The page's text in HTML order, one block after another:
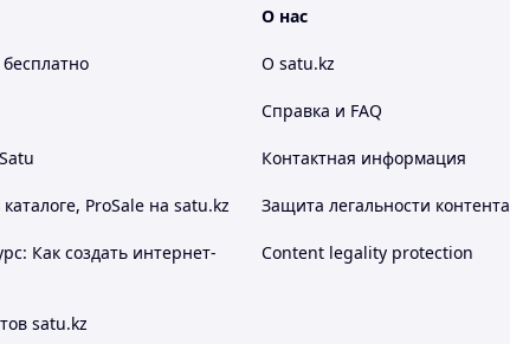
бесплатно
ProSale на satu.kz
Как создать интернет-
satu.kz
О нас
О satu.kz
Справка и FAQ
Контактная информация
Защита легальности контента
Content legality protection